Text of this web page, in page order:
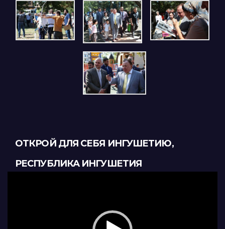
ОТКРОЙ ДЛЯ СЕБЯ ИНГУШЕТИЮ,
РЕСПУБЛИКА ИНГУШЕТИЯ